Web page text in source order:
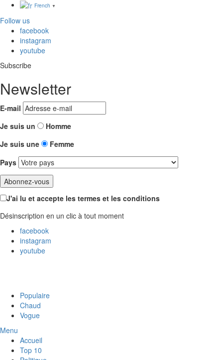
French ▼
Follow us
facebook
instagram
youtube
Subscribe
Newsletter
E-mail
Je suis un
Homme
Je suis une
Femme
Pays
J'ai lu et accepte les termes et les conditions
Désinscription en un clic à tout moment
facebook
instagram
youtube
Populaire
Chaud
Vogue
Menu
Accueil
Top 10